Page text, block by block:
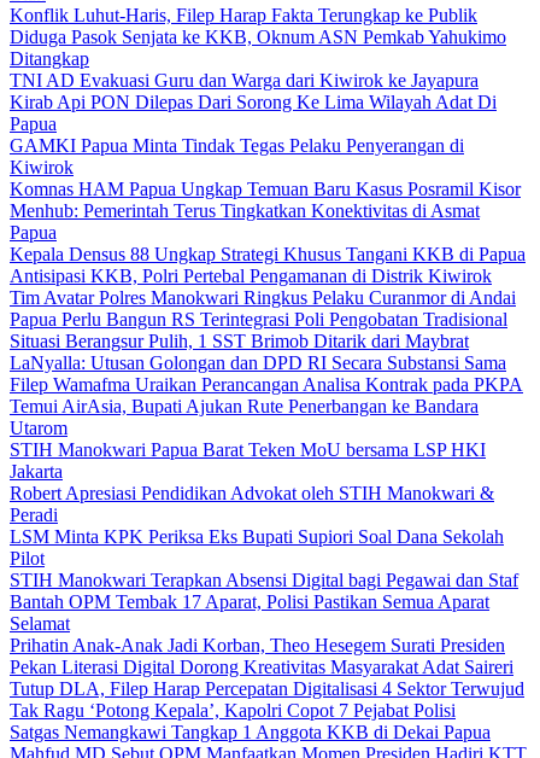
Konflik Luhut-Haris, Filep Harap Fakta Terungkap ke Publik
Diduga Pasok Senjata ke KKB, Oknum ASN Pemkab Yahukimo
Ditangkap
TNI AD Evakuasi Guru dan Warga dari Kiwirok ke Jayapura
Kirab Api PON Dilepas Dari Sorong Ke Lima Wilayah Adat Di
Papua
GAMKI Papua Minta Tindak Tegas Pelaku Penyerangan di
Kiwirok
Komnas HAM Papua Ungkap Temuan Baru Kasus Posramil Kisor
Menhub: Pemerintah Terus Tingkatkan Konektivitas di Asmat
Papua
Kepala Densus 88 Ungkap Strategi Khusus Tangani KKB di Papua
Antisipasi KKB, Polri Pertebal Pengamanan di Distrik Kiwirok
Tim Avatar Polres Manokwari Ringkus Pelaku Curanmor di Andai
Papua Perlu Bangun RS Terintegrasi Poli Pengobatan Tradisional
Situasi Berangsur Pulih, 1 SST Brimob Ditarik dari Maybrat
LaNyalla: Utusan Golongan dan DPD RI Secara Substansi Sama
Filep Wamafma Uraikan Perancangan Analisa Kontrak pada PKPA
Temui AirAsia, Bupati Ajukan Rute Penerbangan ke Bandara
Utarom
STIH Manokwari Papua Barat Teken MoU bersama LSP HKI
Jakarta
Robert Apresiasi Pendidikan Advokat oleh STIH Manokwari &
Peradi
LSM Minta KPK Periksa Eks Bupati Supiori Soal Dana Sekolah
Pilot
STIH Manokwari Terapkan Absensi Digital bagi Pegawai dan Staf
Bantah OPM Tembak 17 Aparat, Polisi Pastikan Semua Aparat
Selamat
Prihatin Anak-Anak Jadi Korban, Theo Hesegem Surati Presiden
Pekan Literasi Digital Dorong Kreativitas Masyarakat Adat Saireri
Tutup DLA, Filep Harap Percepatan Digitalisasi 4 Sektor Terwujud
Tak Ragu ‘Potong Kepala’, Kapolri Copot 7 Pejabat Polisi
Satgas Nemangkawi Tangkap 1 Anggota KKB di Dekai Papua
Mahfud MD Sebut OPM Manfaatkan Momen Presiden Hadiri KTT